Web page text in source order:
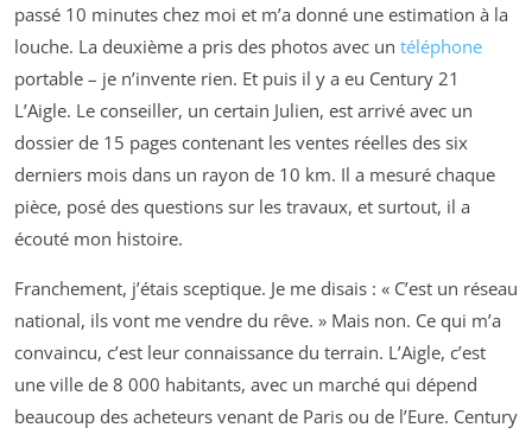
passé 10 minutes chez moi et m’a donné une estimation à la
louche. La deuxième a pris des photos avec un téléphone
portable – je n’invente rien. Et puis il y a eu Century 21
L’Aigle. Le conseiller, un certain Julien, est arrivé avec un
dossier de 15 pages contenant les ventes réelles des six
derniers mois dans un rayon de 10 km. Il a mesuré chaque
pièce, posé des questions sur les travaux, et surtout, il a
écouté mon histoire.
Franchement, j’étais sceptique. Je me disais : « C’est un réseau
national, ils vont me vendre du rêve. » Mais non. Ce qui m’a
convaincu, c’est leur connaissance du terrain. L’Aigle, c’est
une ville de 8 000 habitants, avec un marché qui dépend
beaucoup des acheteurs venant de Paris ou de l’Eure. Century